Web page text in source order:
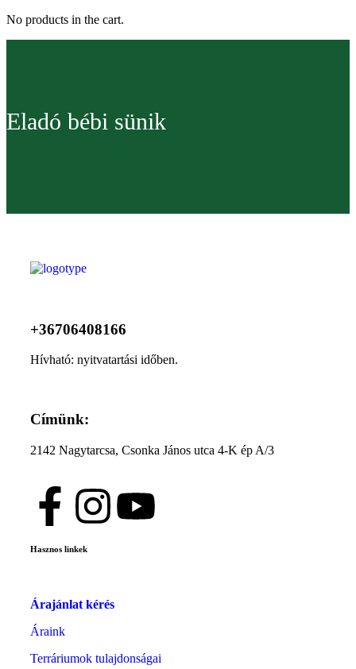
No products in the cart.
Eladó bébi sünik
+36706408166
Hívható: nyitvatartási időben.
Címünk:
2142 Nagytarcsa, Csonka János utca 4-K ép A/3
Hasznos linkek
Árajánlat kérés
Áraink
Terráriumok tulajdonságai